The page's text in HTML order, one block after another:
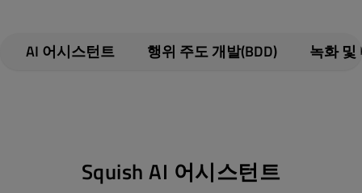
AI 어시스턴트 행위 주도 개발(BDD) 녹화 및
Squish AI 어시스턴트